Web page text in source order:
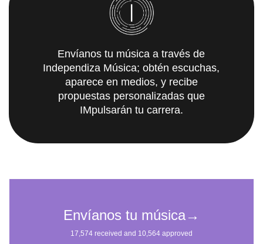
Envíanos tu música a través de
Independiza Música; obtén escuchas,
aparece en medios, y recibe
propuestas personalizadas que
IMpulsarán tu carrera.